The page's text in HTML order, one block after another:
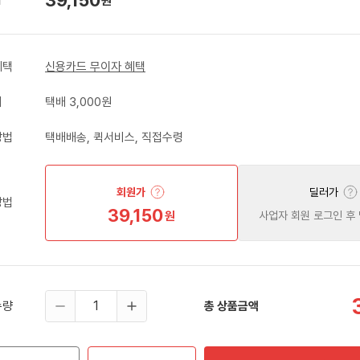
신용카드 무이자 혜택
택배 3,000원
택배배송, 퀵서비스, 직접수령
회원가
39,150원
딜러가
사업자 회원 로그인 후
량 총 상품금액